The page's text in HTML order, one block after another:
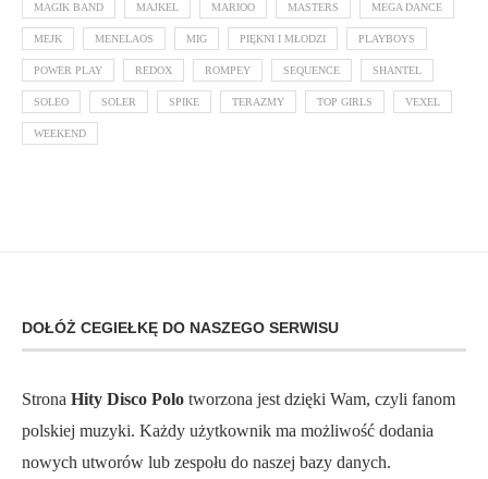
MAGIK BAND MAJKEL MARIOO MASTERS MEGA DANCE
MEJK MENELAOS MIG PIĘKNI I MŁODZI PLAYBOYS
POWER PLAY REDOX ROMPEY SEQUENCE SHANTEL
SOLEO SOLER SPIKE TERAZMY TOP GIRLS VEXEL
WEEKEND
DOŁÓŻ CEGIEŁKĘ DO NASZEGO SERWISU
Strona Hity Disco Polo tworzona jest dzięki Wam, czyli fanom
polskiej muzyki. Każdy użytkownik ma możliwość dodania
nowych utworów lub zespołu do naszej bazy danych.